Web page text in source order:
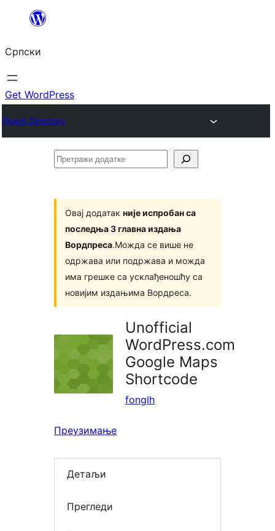
Скочи
садржај
Српски
Get WordPress
Plugin Directory
Претражи
Овај додатак није испробан са
последња 3 главна издања
Вордпреса.Можда се више не
одржава или подржава и можда
има грешке са усклађеношћу са
новијим издањима Вордреса.
Unofficial
WordPress.com
Google Maps
Shortcode
fonglh
Преузимање
Детаљи
Прегледи